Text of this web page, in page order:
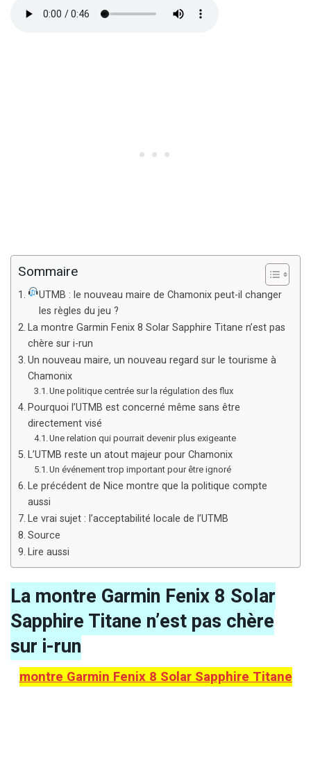
Sommaire
UTMB : le nouveau maire de Chamonix peut-il changer
les règles du jeu ?
La montre Garmin Fenix 8 Solar Sapphire Titane n’est pas
chère sur i-run
Un nouveau maire, un nouveau regard sur le tourisme à
Chamonix
Une politique centrée sur la régulation des flux
Pourquoi l’UTMB est concerné même sans être
directement visé
Une relation qui pourrait devenir plus exigeante
L’UTMB reste un atout majeur pour Chamonix
Un événement trop important pour être ignoré
Le précédent de Nice montre que la politique compte
aussi
Le vrai sujet : l’acceptabilité locale de l’UTMB
Source
Lire aussi
La montre Garmin Fenix 8 Solar
Sapphire Titane n’est pas chère
sur i-run
montre Garmin Fenix 8 Solar Sapphire Titane